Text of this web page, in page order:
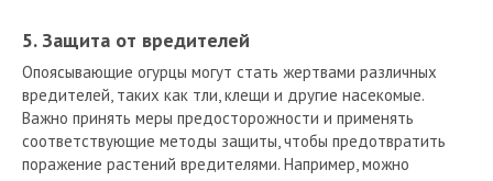
5. Защита от вредителей
Опоясывающие огурцы могут стать жертвами различных
вредителей, таких как тли, клещи и другие насекомые.
Важно принять меры предосторожности и применять
соответствующие методы защиты, чтобы предотвратить
поражение растений вредителями. Например, можно